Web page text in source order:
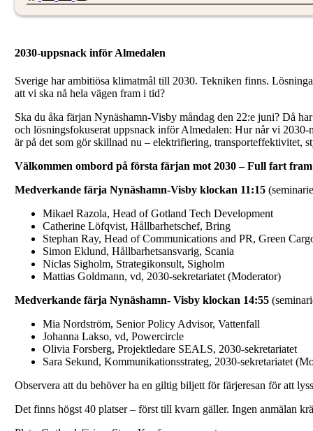
2030-uppsnack inför Almedalen
Sverige har ambitiösa klimatmål till 2030. Tekniken finns.
att vi ska nå hela vägen fram i tid?
Ska du åka färjan Nynäshamn-Visby måndag den 22:e juni? Då
och lösningsfokuserat uppsnack inför Almedalen: Hur når vi
är på det som gör skillnad nu – elektrifiering, transporteffektivitet,
Välkommen ombord på första färjan mot 2030 – Full fart
Medverkande färja Nynäshamn-Visby klockan 11:15
Mikael Razola, Head of Gotland Tech Development
Catherine Löfqvist, Hållbarhetschef, Bring
Stephan Ray, Head of Communications and PR, Green
Simon Eklund, Hållbarhetsansvarig, Scania
Niclas Sigholm, Strategikonsult, Sigholm
Mattias Goldmann, vd, 2030-sekretariatet (Moderator)
Medverkande färja Nynäshamn- Visby klockan 14:55
Mia Nordström, Senior Policy Advisor, Vattenfall
Johanna Lakso, vd, Powercircle
Olivia Forsberg, Projektledare SEALS, 2030-sekretariatet
Sara Sekund, Kommunikationsstrateg, 2030-sekretariatet
Observera att du behöver ha en giltig biljett för färjeresan för att
Det finns högst 40 platser – först till kvarn gäller. Ingen anmälan